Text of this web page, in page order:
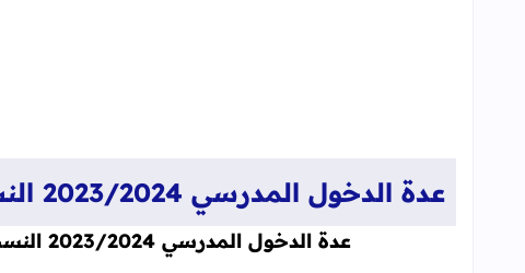
عدة الدخول المدرسي 2023/2024 النسخة العربية
عدة الدخول المدرسي 2023/2024 النسخة العربية بصيغتين [PDF] و [DOCX]